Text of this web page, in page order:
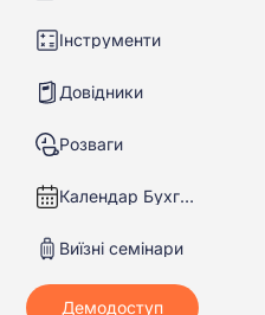
Інструменти
Довідники
Розваги
Календар Бухгалтера
Виїзні семінари